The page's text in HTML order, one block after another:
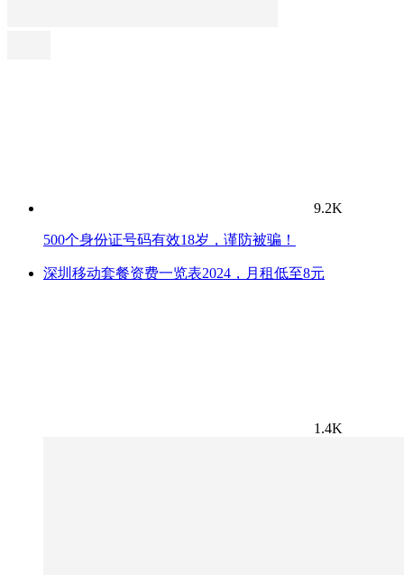
9.2K
500个身份证号码有效18岁，谨防被骗！
深圳移动套餐资费一览表2024，月租低至8元
1.4K